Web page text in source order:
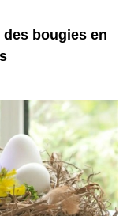
bougies en